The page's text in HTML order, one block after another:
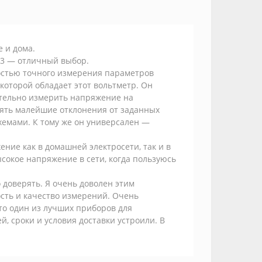
и дома.
— отличный выбор.
точного измерения параметров
обладает этот вольтметр. Он
измерить напряжение на
малейшие отклонения от заданных
К тому же он универсален —
как в домашней электросети, так и в
напряжение в сети, когда пользуюсь
Я очень доволен этим
и качество измерений. Очень
один из лучших приборов для
сроки и условия доставки устроили. В